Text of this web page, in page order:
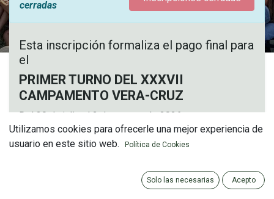
cerradas
Esta inscripción formaliza el pago final para
el
PRIMER TURNO DEL XXXVII
CAMPAMENTO VERA-CRUZ
Del 30 de julio al 2 de agosto de 2026
Edades: de 7 a 11 años (nacidos entre 2015 y 2019,
ambos inclusive).
Precio total Primer Turno: 160€ (180€ para el campista
Utilizamos cookies para ofrecerle una mejor experiencia de
usuario en este sitio web.
Política de Cookies
Solo las necesarias Acepto